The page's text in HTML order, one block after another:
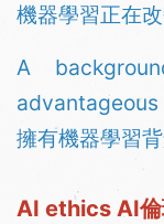
機器學習正在
A
擁有機器學習
AI ethics AI倫